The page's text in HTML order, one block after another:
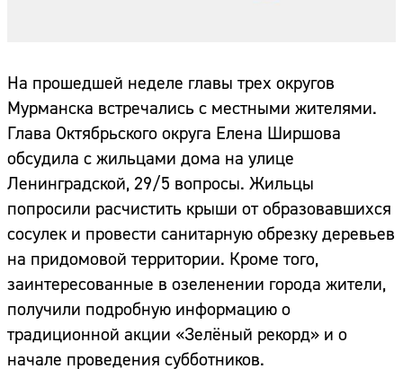
На прошедшей неделе главы трех округов
Мурманска встречались с местными жителями.
Глава Октябрьского округа Елена Ширшова
обсудила с жильцами дома на улице
Ленинградской, 29/5 вопросы. Жильцы
попросили расчистить крыши от образовавшихся
сосулек и провести санитарную обрезку деревьев
на придомовой территории. Кроме того,
заинтересованные в озеленении города жители,
получили подробную информацию о
традиционной акции «Зелёный рекорд» и о
начале проведения субботников.